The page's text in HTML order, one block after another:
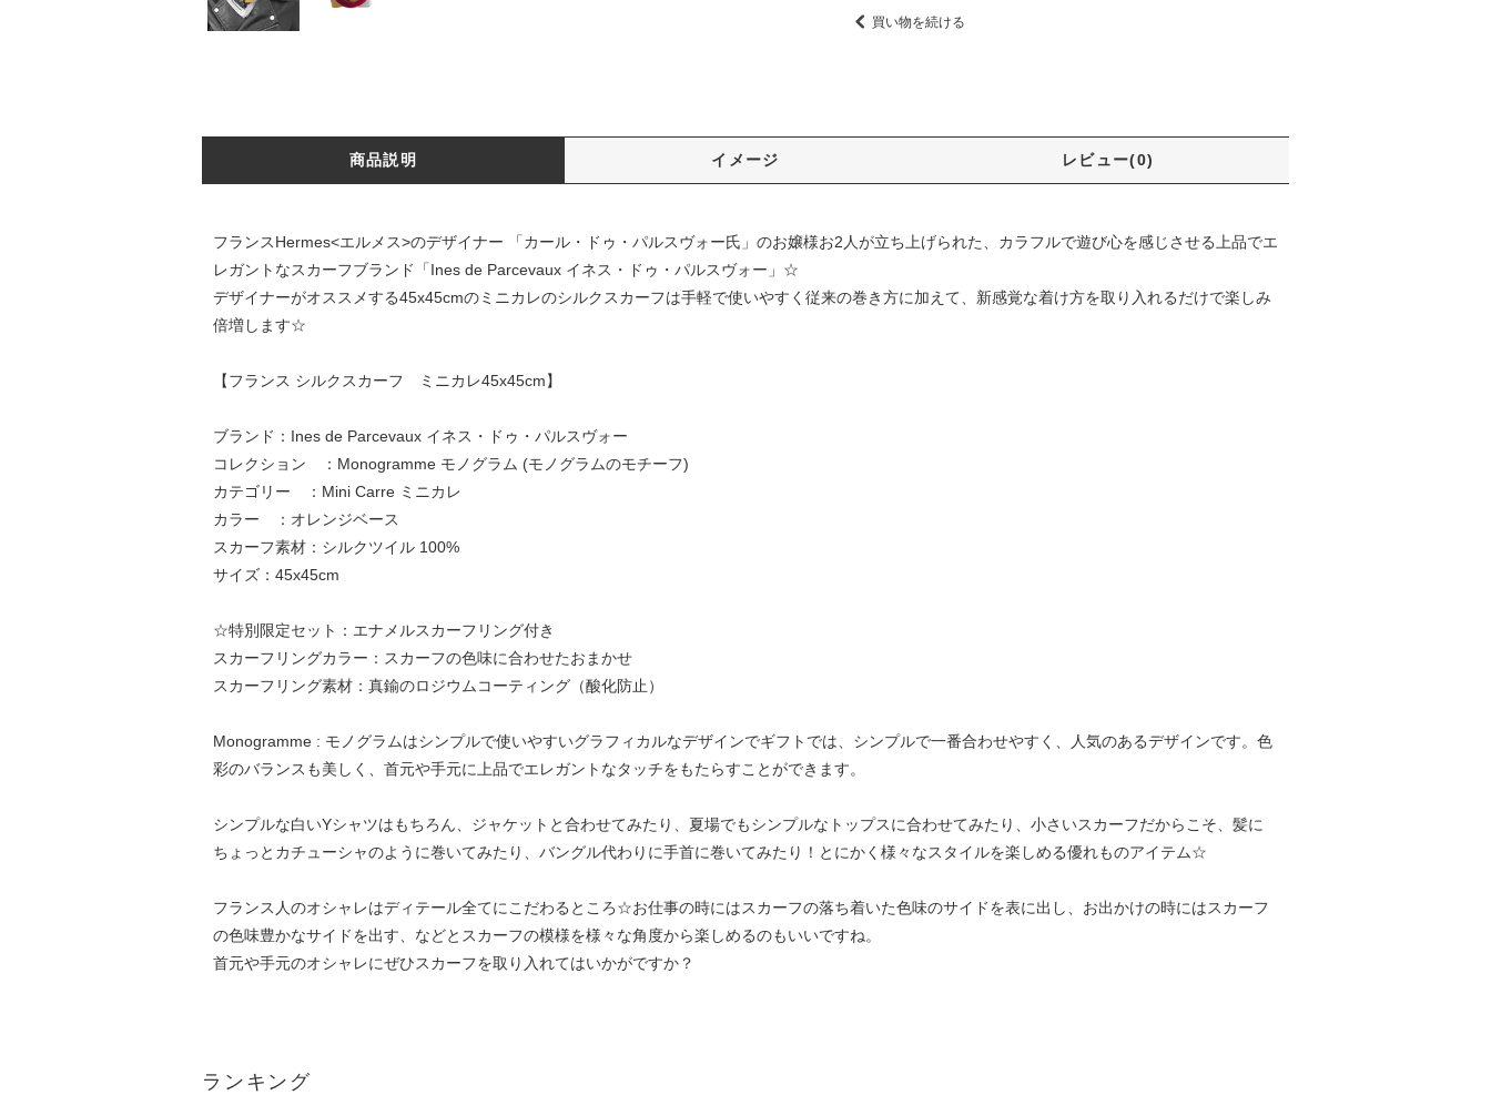
買い物を続ける
商品説明 イメージ レビュー(0)
フランスHermes<エルメス>のデザイナー 「カール・ドゥ・パルスヴォー氏」のお嬢様お2人が立ち上げられた、カラフルで遊び心を感じさせる上品でエ
レガントなスカーフブランド「Ines de Parcevaux イネス・ドゥ・パルスヴォー」☆
デザイナーがオススメする45x45cmのミニカレのシルクスカーフは手軽で使いやすく従来の巻き方に加えて、新感覚な着け方を取り入れるだけで楽しみ
倍増します☆
【フランス シルクスカーフ ミニカレ45x45cm】
ブランド：Ines de Parcevaux イネス・ドゥ・パルスヴォー
コレクション ：Monogramme モノグラム (モノグラムのモチーフ)
カテゴリー ：Mini Carre ミニカレ
カラー ：オレンジベース
スカーフ素材：シルクツイル 100%
サイズ：45x45cm
☆特別限定セット：エナメルスカーフリング付き
スカーフリングカラー：スカーフの色味に合わせたおまかせ
スカーフリング素材：真鍮のロジウムコーティング（酸化防止）
Monogramme : モノグラムはシンプルで使いやすいグラフィカルなデザインでギフトでは、シンプルで一番合わせやすく、人気のあるデザインです。色
彩のバランスも美しく、首元や手元に上品でエレガントなタッチをもたらすことができます。
シンプルな白いYシャツはもちろん、ジャケットと合わせてみたり、夏場でもシンプルなトップスに合わせてみたり、小さいスカーフだからこそ、髪に
ちょっとカチューシャのように巻いてみたり、バングル代わりに手首に巻いてみたり！とにかく様々なスタイルを楽しめる優れものアイテム☆
フランス人のオシャレはディテール全てにこだわるところ☆お仕事の時にはスカーフの落ち着いた色味のサイドを表に出し、お出かけの時にはスカーフ
の色味豊かなサイドを出す、などとスカーフの模様を様々な角度から楽しめるのもいいですね。
首元や手元のオシャレにぜひスカーフを取り入れてはいかがですか？
ランキング